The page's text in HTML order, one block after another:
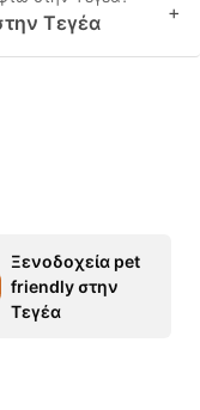
Τεγέα +
Ξενοδοχεία pet
friendly στην
Τεγέα